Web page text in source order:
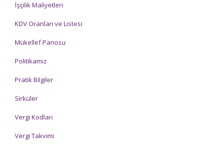
İşçilik Maliyetleri
KDV Oranları ve Listesi
Mükellef Panosu
Politikamız
Pratik Bilgiler
Sirküler
Vergi Kodları
Vergi Takvimi